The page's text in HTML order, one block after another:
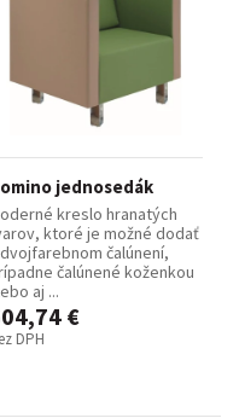
jednosedák
kreslo hranatých
ktoré je možné dodať
čalúnení,
čalúnené koženkou
aj ...
€
DPH